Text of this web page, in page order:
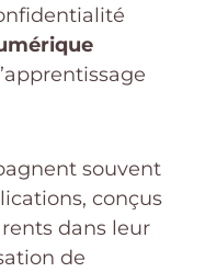
souvent
conçus
dans leur
de